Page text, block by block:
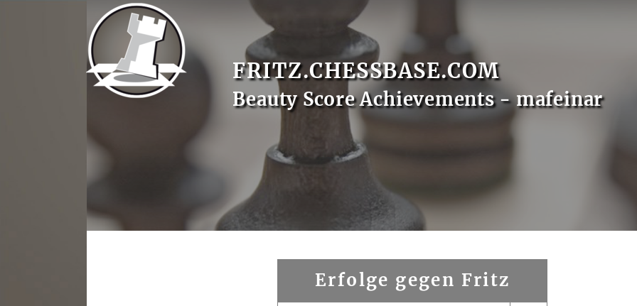
FRITZ.CHESSBASE.COM
Beauty Score Achievements - mafeinar
Erfolge gegen Fritz